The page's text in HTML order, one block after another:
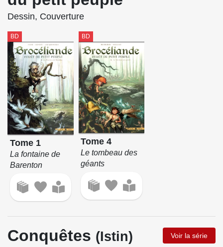
Dessin, Couverture
BD
Tome 1
La fontaine de
Barenton
BD
Tome 4
Le tombeau des
géants
Conquêtes (Istin) Voir la série